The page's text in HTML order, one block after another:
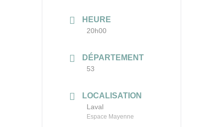
HEURE
20h00
DÉPARTEMENT
53
LOCALISATION
Laval
Espace Mayenne